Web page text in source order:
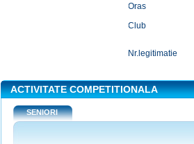
Oras
Club
Nr.legitimatie
ACTIVITATE COMPETITIONALA
SENIORI